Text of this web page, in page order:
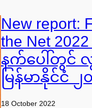
New report:
the Net
နက်ပေါ်တွင်
မြန်မာနိုင်ငံ ၂
18 October 2022